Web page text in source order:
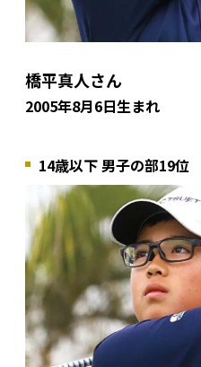
橋平真人さん
2005年8月6日生まれ
14歳以下 男子の部19位